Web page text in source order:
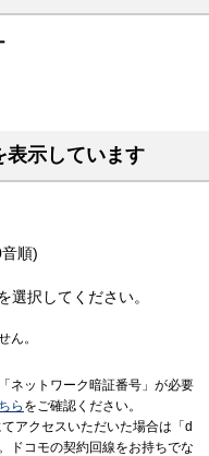
表示しています
順)
選択してください。
ん。
ネットワーク暗証番号」が必要
ら をご確認ください。
アクセスいただいた場合は「d
ドコモの契約回線をお持ちでな